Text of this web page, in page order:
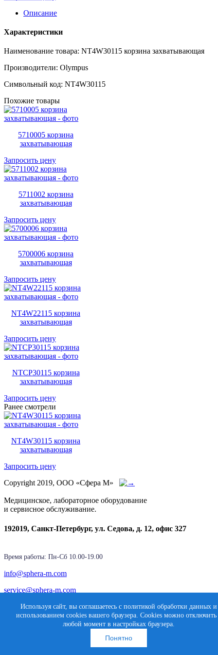
Используя сайт, вы соглашаетесь с политикой обработки данных и
использованием cookies вашего браузера. Cookies можно отключить
любой момент в настройках браузера.
Понятно
Описание
Характеристики
Наименование товара: NT4W30115 корзина захватывающая
Производители: Olympus
Символьный код: NT4W30115
Похожие товары
5710005 корзина
захватывающая
Запросить цену
5711002 корзина
захватывающая
Запросить цену
5700006 корзина
захватывающая
Запросить цену
NT4W22115 корзина
захватывающая
Запросить цену
NTCP30115 корзина
захватывающая
Запросить цену
Ранее смотрели
NT4W30115 корзина
захватывающая
Запросить цену
Copyright 2019, ООО «Сфера М»
Медицинское, лабораторное оборудование
и сервисное обслуживание.
192019, Санкт-Петербург, ул. Седова, д. 12, офис 327
Время работы: Пн-Cб 10.00-19.00
info@sphera-m.com
service@sphera-m.com
Карта сайта
Создание сайта